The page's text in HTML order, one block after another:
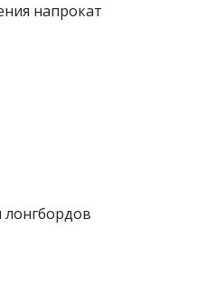
напрокат
лонгбордов